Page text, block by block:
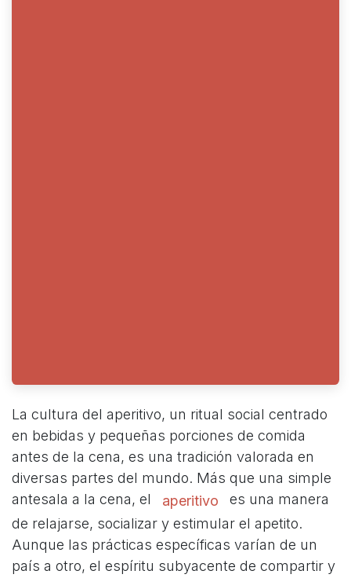
La cultura del aperitivo, un ritual social centrado
en bebidas y pequeñas porciones de comida
antes de la cena, es una tradición valorada en
diversas partes del mundo. Más que una simple
antesala a la cena, el
aperitivo
es una manera
de relajarse, socializar y estimular el apetito.
Aunque las prácticas específicas varían de un
país a otro, el espíritu subyacente de compartir y